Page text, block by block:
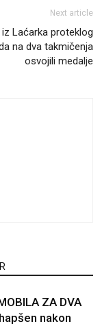
Next article
iz Laćarka proteklog
na dva takmičenja
osvojili medalje
ZA DVA
nakon